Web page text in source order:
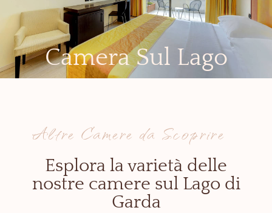
Camera Sul Lago
Altre Camere da Scoprire
Esplora la varietà delle
nostre camere sul Lago di
Garda